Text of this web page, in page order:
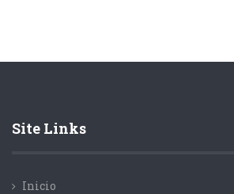
Site Links
Inicio